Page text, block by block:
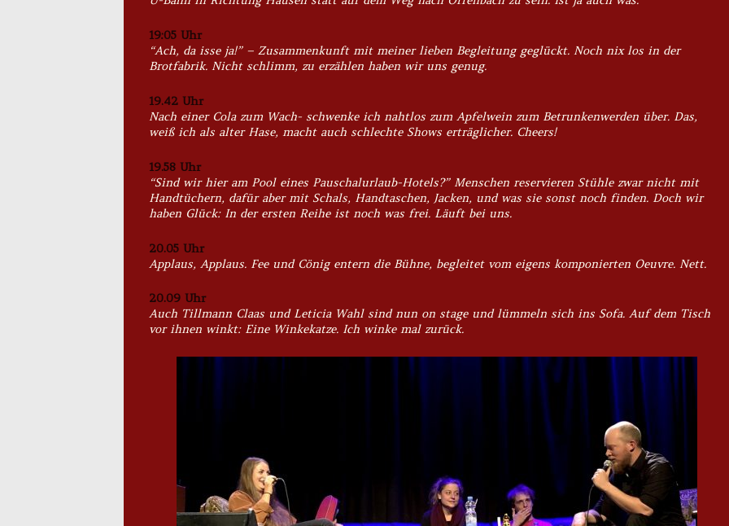
19:05 Uhr
“Ach, da isse ja!” – Zusammenkunft mit meiner lieben Begleitung geglückt. Noch nix los in der
Brotfabrik. Nicht schlimm, zu erzählen haben wir uns genug.
19.42 Uhr
Nach einer Cola zum Wach- schwenke ich nahtlos zum Apfelwein zum Betrunkenwerden über. Das,
weiß ich als alter Hase, macht auch schlechte Shows erträglicher. Cheers!
19.58 Uhr
“Sind wir hier am Pool eines Pauschalurlaub-Hotels?” Menschen reservieren Stühle zwar nicht mit
Handtüchern, dafür aber mit Schals, Handtaschen, Jacken, und was sie sonst noch finden. Doch wir
haben Glück: In der ersten Reihe ist noch was frei. Läuft bei uns.
20.05 Uhr
Applaus, Applaus. Fee und Cönig entern die Bühne, begleitet vom eigens komponierten Oeuvre. Nett.
20.09 Uhr
Auch Tillmann Claas und Leticia Wahl sind nun on stage und lümmeln sich ins Sofa. Auf dem Tisch
vor ihnen winkt: Eine Winkekatze. Ich winke mal zurück.